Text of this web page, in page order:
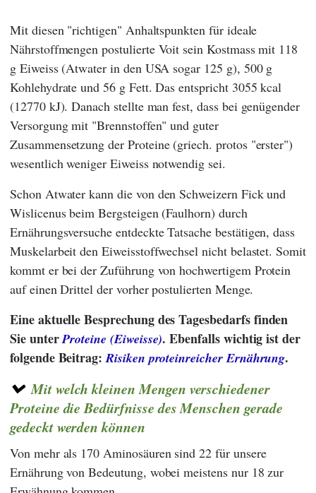
Mit diesen "richtigen" Anhaltspunkten für ideale
Nährstoffmengen postulierte Voit sein Kostmass mit 118
g Eiweiss (Atwater in den USA sogar 125 g), 500 g
Kohlehydrate und 56 g Fett. Das entspricht 3055 kcal
(12770 kJ). Danach stellte man fest, dass bei genügender
Versorgung mit "Brennstoffen" und guter
Zusammensetzung der Proteine (griech. protos "erster")
wesentlich weniger Eiweiss notwendig sei.
Schon Atwater kann die von den Schweizern Fickund
Wislicenusbeim Bergsteigen (Faulhorn) durch
Ernährungsversuche entdeckte Tatsache bestätigen, dass
Muskelarbeit den Eiweisstoffwechsel nicht belastet. Somit
kommt er bei der Zuführung von hochwertigem Protein
auf einen Drittel der vorher postulierten Menge.
Eine aktuelle Besprechung des Tagesbedarfs finden
Sie unterProteine (Eiweisse). Ebenfalls wichtig ist der
folgende Beitrag:Risiken proteinreicher Ernährung.
Mit welch kleinen Mengen verschiedener
Proteine die Bedürfnisse des Menschen gerade
gedeckt werden können
Von mehr als 170 Aminosäuren sind 22 für unsere
Ernährung von Bedeutung, wobei meistens nur 18 zur